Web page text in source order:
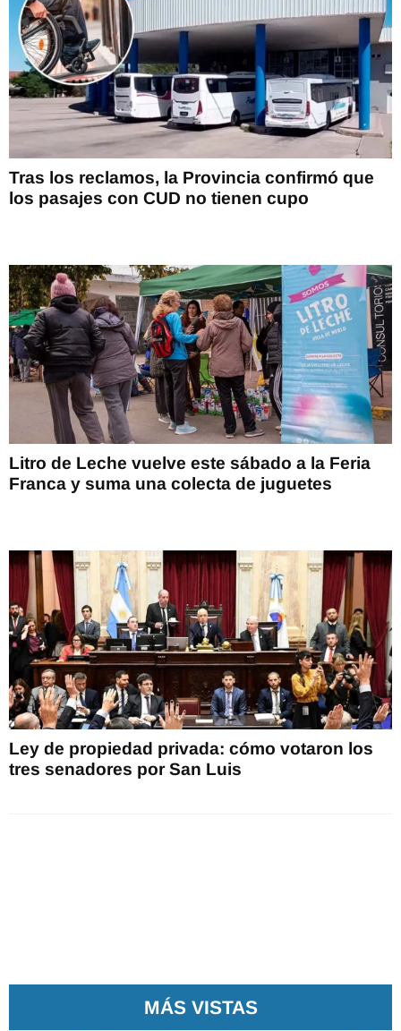
Tras los reclamos, la Provincia confirmó que
los pasajes con CUD no tienen cupo
Litro de Leche vuelve este sábado a la Feria
Franca y suma una colecta de juguetes
Ley de propiedad privada: cómo votaron los
tres senadores por San Luis
MÁS VISTAS